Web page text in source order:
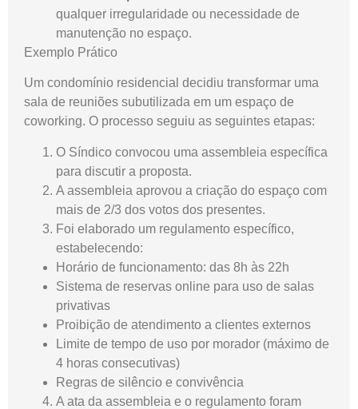
qualquer irregularidade ou necessidade de
manutenção no espaço.
Exemplo Prático
Um condomínio residencial decidiu transformar uma
sala de reuniões subutilizada em um espaço de
coworking. O processo seguiu as seguintes etapas:
O Síndico convocou uma assembleia específica
para discutir a proposta.
A assembleia aprovou a criação do espaço com
mais de 2/3 dos votos dos presentes.
Foi elaborado um regulamento específico,
estabelecendo:
Horário de funcionamento: das 8h às 22h
Sistema de reservas online para uso de salas
privativas
Proibição de atendimento a clientes externos
Limite de tempo de uso por morador (máximo de
4 horas consecutivas)
Regras de silêncio e convivência
A ata da assembleia e o regulamento foram